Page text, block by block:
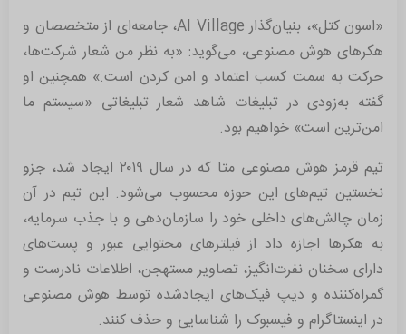
«اسون کتل»، بنیان‌گذار AI Village، جامعه‌ای از متخصصان و
هکرهای هوش مصنوعی، می‌گوید: «به نظر من شعار شرکت‌ها،
حرکت به سمت کسب اعتماد و امن کردن است.» همچنین او
گفته به‌زودی در تبلیغات شاهد شعار تبلیغاتی «سیستم ما
امن‌ترین است» خواهیم بود.
تیم قرمز هوش مصنوعی متا که در سال ۲۰۱۹ ایجاد شد، جزو
نخستین تیم‌های این حوزه محسوب می‌شود. این تیم در آن
زمان چالش‌های داخلی خود را سازمان‌دهی و با جذب سرمایه،
به هکرها اجازه داد از فیلترهای محتوایی عبور و پست‌های
دارای سخنان نفرت‌انگیز، تصاویر مستهجن، اطلاعات نادرست و
گمراه‌کننده و دیپ فیک‌های ایجادشده توسط هوش مصنوعی
در اینستاگرام و فیسبوک را شناسایی و حذف کنند.